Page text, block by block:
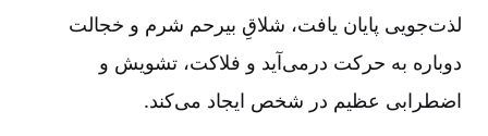
لذت‌جویی پایان یافت، شلاقِ بیرحم شرم و خجالت
دوباره به حرکت درمی‌آید و فلاکت، تشویش و
اضطرابی عظیم در شخص ایجاد می‌کند.